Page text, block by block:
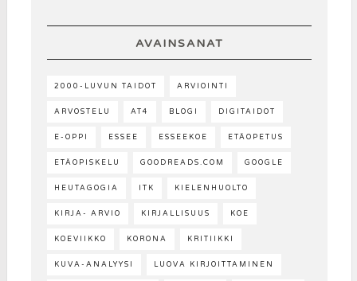
AVAINSANAT
2000-LUVUN TAIDOT ARVIOINTI
ARVOSTELU AT4 BLOGI DIGITAIDOT
E-OPPI ESSEE ESSEEKOE ETÄOPETUS
ETÄOPISKELU GOODREADS.COM GOOGLE
HEUTAGOGIA ITK KIELENHUOLTO
KIRJA- ARVIO KIRJALLISUUS KOE
KOEVIIKKO KORONA KRITIIKKI
KUVA-ANALYYSI LUOVA KIRJOITTAMINEN